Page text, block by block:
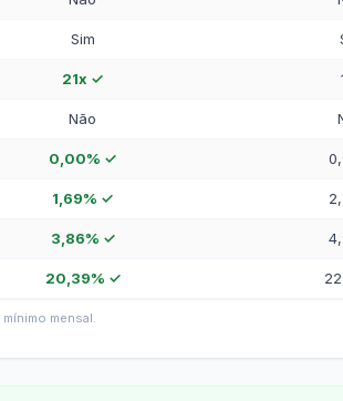
Sim
21x ✓
Não
0,00% ✓
1,69% ✓
3,86% ✓
20,39% ✓
mensal.